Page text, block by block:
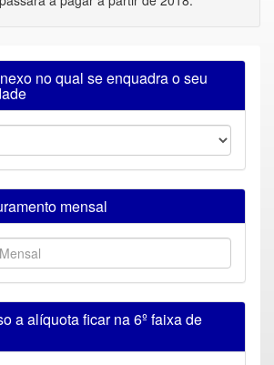
no qual se enquadra o seu
mensal
a alíquota ficar na 6º faixa de